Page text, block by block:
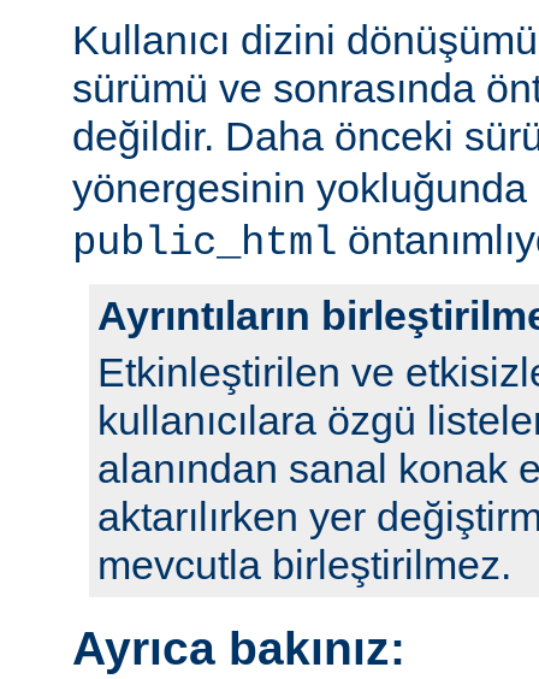
Kullanıcı dizini
sürümü ve sonrasında
değildir. Daha önceki
yönergesinin yokluğunda
public_html
Ayrıntıların
Etkinleştirilen ve
kullanıcılara özgü
alanından sanal konak
aktarılırken yer
mevcutla birleştirilmez.
Ayrıca bakınız: